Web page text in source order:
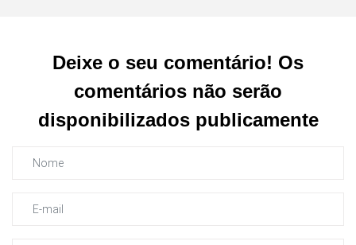
Deixe o seu comentário! Os
comentários não serão
disponibilizados publicamente